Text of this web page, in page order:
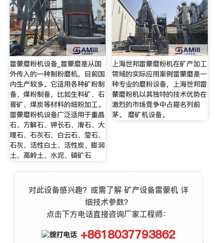
雷蒙磨粉机设备_雷蒙磨是从国
外传入的一种制粉磨机，目前国
内生产较多。它适用各种矿粉制
备、煤粉制备，比如生料矿、石
膏矿、煤炭等材料的细粉加工。
雷蒙磨粉机设备广泛适用于重晶
石、方解石、钾长石、滑石、大
理石、石灰石、白云石、莹石、
石灰、活性白土、活性炭、膨润
土、高岭土、水泥、磷矿石
上海世邦雷蒙磨粉机在矿产加工
领域的实际应用案例雷蒙磨是一
种专业的磨粉设备，上海世邦雷
蒙磨粉机以其独特的技术优势在
激烈的市场竞争中占据名列前
茅。 磨矿机设备。
对此设备感兴趣？或需了解 矿产设备雷蒙机 详
细技术参数？
点击下方电话直接咨询厂家工程师：
+8618037793862